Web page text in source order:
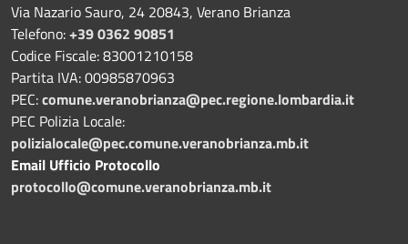
Via Nazario Sauro, 24 20843, Verano Brianza
Telefono:+39 0362 90851
Codice Fiscale: 83001210158
Partita IVA: 00985870963
PEC:comune.veranobrianza@pec.regione.lombardia.it
PEC Polizia Locale:
polizialocale@pec.comune.veranobrianza.mb.it
Email Ufficio Protocollo
protocollo@comune.veranobrianza.mb.it